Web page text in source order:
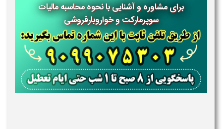
برای مشاوره و آشنایی با نحوه محاسبه مالیات
سوپرمارکت و خواروبارفروشی